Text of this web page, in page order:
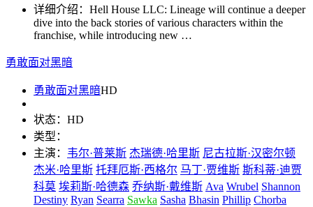
详细介绍： Hell House LLC: Lineage will continue a deeper
dive into the back stories of various characters within the
franchise, while introducing new …
勇敢面对黑暗
勇敢面对黑暗HD
状态： HD
类型：
主演： 韦尔·普莱斯 杰瑞德·哈里斯 尼古拉斯·汉密尔顿
杰米·哈里斯 托拜厄斯·西格尔 马丁·贾维斯 斯科蒂·迪贾
科莫 埃莉斯·哈德森 乔纳斯·戴维斯 Ava Wrubel Shannon
Destiny Ryan Searra Sawka Sasha Bhasin Phillip Chorba